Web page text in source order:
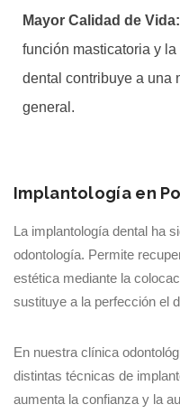
Mayor Calidad de Vida:
función masticatoria y
dental contribuye a una
general.
Implantología en
La implantología dental ha
odontología. Permite
estética mediante la
sustituye a la perfección el
En nuestra clínica
distintas técnicas de
aumenta la confianza y la